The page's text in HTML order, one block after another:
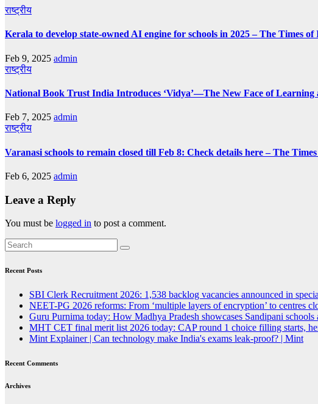
राष्ट्रीय
Kerala to develop state-owned AI engine for schools in 2025 – The Times of
Feb 9, 2025 admin
राष्ट्रीय
National Book Trust India Introduces ‘Vidya’—The New Face of Learning
Feb 7, 2025 admin
राष्ट्रीय
Varanasi schools to remain closed till Feb 8: Check details here – The
Feb 6, 2025 admin
Leave a Reply
You must be logged in to post a comment.
Recent Posts
SBI Clerk Recruitment 2026: 1,538 backlog vacancies announced in
NEET-PG 2026 reforms: From ‘multiple layers of encryption’ to centres
Guru Purnima today: How Madhya Pradesh showcases Sandipani
MHT CET final merit list 2026 today: CAP round 1 choice filling starts,
Mint Explainer | Can technology make India's exams leak-proof? | Mint
Recent Comments
Archives